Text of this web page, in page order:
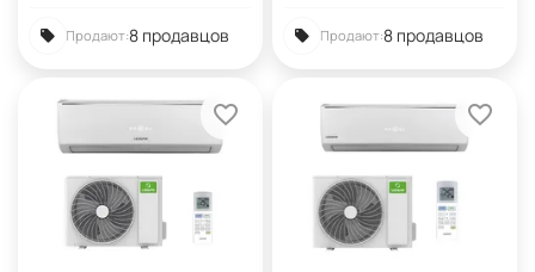
Продают:8 продавцов Продают:8 продавцов